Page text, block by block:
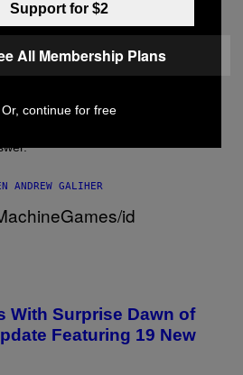
Gives
on Tyler, The
for years if Tyler, The
old pal ASAP Rocky seems to
ANDREW GALIHER
With Surprise Dawn of
Featuring 19 New
Support for $2
All Membership Plans
Or, continue for free